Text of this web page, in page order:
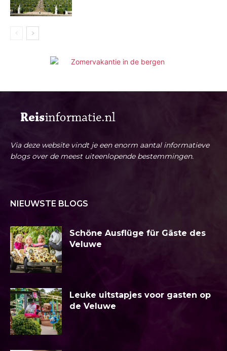
Via deze website vindt je een enorm aantal informatieve
blogs over de meest uiteenlopende bestemmingen.
NIEUWSTE BLOGS
Schöne Ausflüge für Gäste des
Veluwe
Leuke uitstapjes voor gasten op
de Veluwe